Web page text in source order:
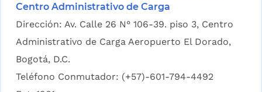
Centro Administrativo de Carga
Dirección: Av. Calle 26 N° 106-39. piso 3, Centro
Administrativo de Carga Aeropuerto El Dorado,
Bogotá, D.C.
Teléfono Conmutador: (+57)-601-794-4492